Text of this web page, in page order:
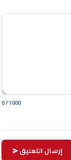
0 / 1000
إرسال التعليق